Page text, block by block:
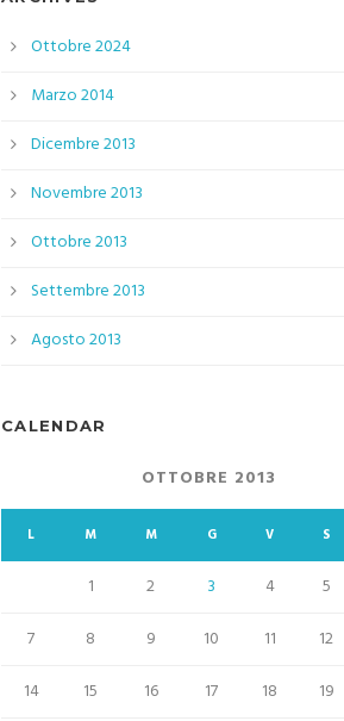
Ottobre 2024
Marzo 2014
Dicembre 2013
Novembre 2013
Ottobre 2013
Settembre 2013
Agosto 2013
CALENDAR
OTTOBRE 2013
L M M G V S
1 2 3 4 5
7
8 9 10 11 12
14
15 16 17 18 19